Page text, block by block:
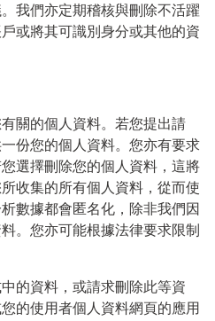
我們亦定期稽核與刪除不活躍
或將其可識別身分或其他的資
關的個人資料。若您提出請
份您的個人資料。您亦有要求
選擇刪除您的個人資料，這將
收集的所有個人資料，從而使
數據都會匿名化，除非我們因
。您亦可能根據法律要求限制
的資料，或請求刪除此等資
的使用者個人資料網頁的應用